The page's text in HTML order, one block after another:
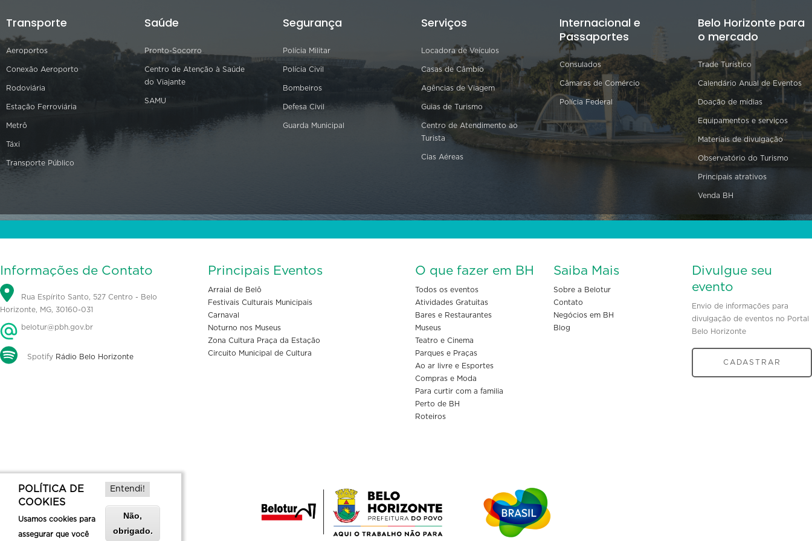
Transporte
Aeroportos
Conexão Aeroporto
Rodoviária
Estação Ferroviária
Metrô
Táxi
Transporte Público
Saúde
Pronto-Socorro
Centro de Atenção à Saúde
do Viajante
SAMU
Segurança
Polícia Militar
Polícia Civil
Bombeiros
Defesa Civil
Guarda Municipal
Serviços
Locadora de Veículos
Casas de Câmbio
Agências de Viagem
Guias de Turismo
Centro de Atendimento ao
Turista
Cias Aéreas
Internacional e
Passaportes
Consulados
Câmaras de Comércio
Polícia Federal
Belo Horizonte para
o mercado
Trade Turístico
Calendário Anual de Eventos
Doação de mídias
Equipamentos e serviços
Materiais de divulgação
Observatório do Turismo
Principais atrativos
Venda BH
Informações de Contato
Rua Espírito Santo, 527 Centro - Belo
Horizonte, MG, 30160-031
belotur@pbh.gov.br
Spotify Rádio Belo Horizonte
Principais Eventos
Arraial de Belô
Festivais Culturais Municipais
Carnaval
Noturno nos Museus
Zona Cultura Praça da Estação
Circuito Municipal de Cultura
O que fazer em BH
Todos os eventos
Atividades Gratuitas
Bares e Restaurantes
Museus
Teatro e Cinema
Parques e Praças
Ao ar livre e Esportes
Compras e Moda
Para curtir com a familia
Perto de BH
Roteiros
Saiba Mais
Sobre a Belotur
Contato
Negócios em BH
Blog
Divulgue seu
evento
Envio de informações para
divulgação de eventos no Portal
Belo Horizonte
CADASTRAR
POLÍTICA DE
COOKIES
Usamos cookies para
assegurar que você
Entendi!
Não,
obrigado.